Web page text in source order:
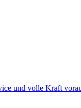
und volle Kraft